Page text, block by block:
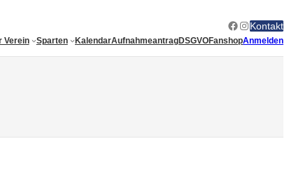
Facebook
Instagram
Kontakt
Verein Sparten KalendarAufnahmeantragDSGVOFanshopAnmelden